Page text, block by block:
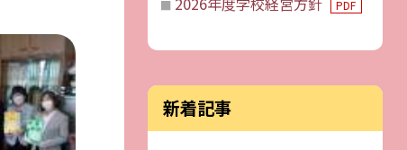
PDF
新着記事